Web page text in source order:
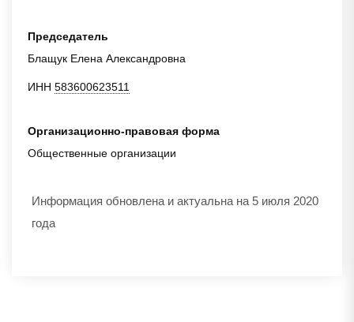
Председатель
Блащук Елена Александровна
ИНН 583600623511
Организационно-правовая форма
Общественные организации
Информация обновлена и актуальна на 5 июля 2020
года